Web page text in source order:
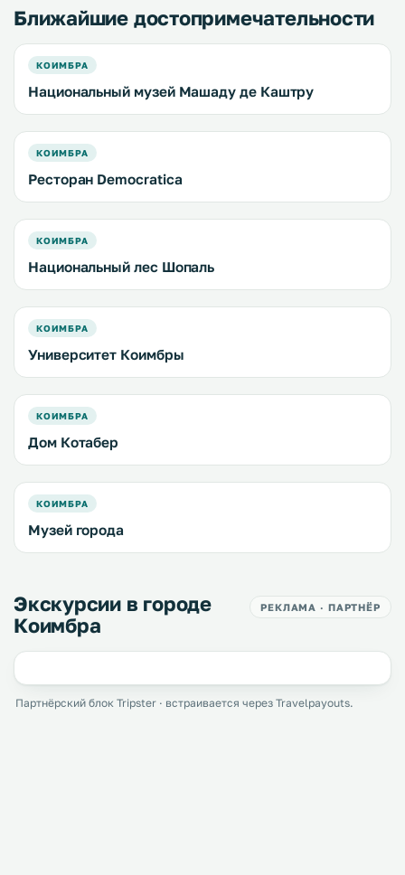
Ближайшие достопримечательности
КОИМБРА
Национальный музей Машаду де Каштру
КОИМБРА
Ресторан Democratica
КОИМБРА
Национальный лес Шопаль
КОИМБРА
Университет Коимбры
КОИМБРА
Дом Котабер
КОИМБРА
Музей города
Экскурсии в городе
Коимбра
РЕКЛАМА · ПАРТНЁР
Партнёрский блок Tripster · встраивается через Travelpayouts.